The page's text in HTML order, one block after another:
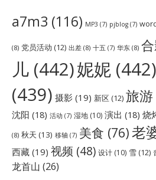
a7m3 (116) MP3 (7) pjblog (7)
(8) 党员活动 (12) 出差 (8) 十五 (7) 华东 (8)
儿 (442)妮妮 (442)
(439) 摄影 (19) 新区 (12) 旅游
沈阳 (18) 活动 (7) 湿地 (10) 演出 (18) 烧
(8) 秋天 (13) 移轴 (7) 美食 (76)老
西藏 (19) 视频 (48) 设计 (10) 雪 (12)
龙首山 (26)